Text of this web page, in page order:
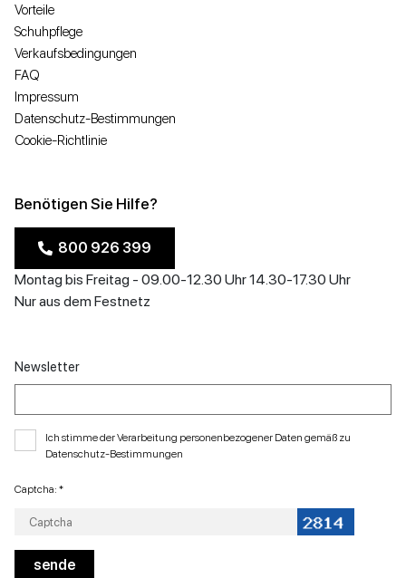
Vorteile
Schuhpflege
Verkaufsbedingungen
FAQ
Impressum
Datenschutz-Bestimmungen
Cookie-Richtlinie
Benötigen Sie Hilfe?
800 926 399
Montag bis Freitag - 09.00-12.30 Uhr 14.30-17.30 Uhr
Nur aus dem Festnetz
Newsletter
Ich stimme der Verarbeitung personenbezogener Daten gemäß zu
Datenschutz-Bestimmungen
Captcha: *